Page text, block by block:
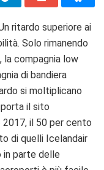
ritardo superiore ai
Solo rimanendo
la compagnia low
di bandiera
si moltiplicano
il sito
2017, il 50 per cento
di quelli Icelandair
in parte delle